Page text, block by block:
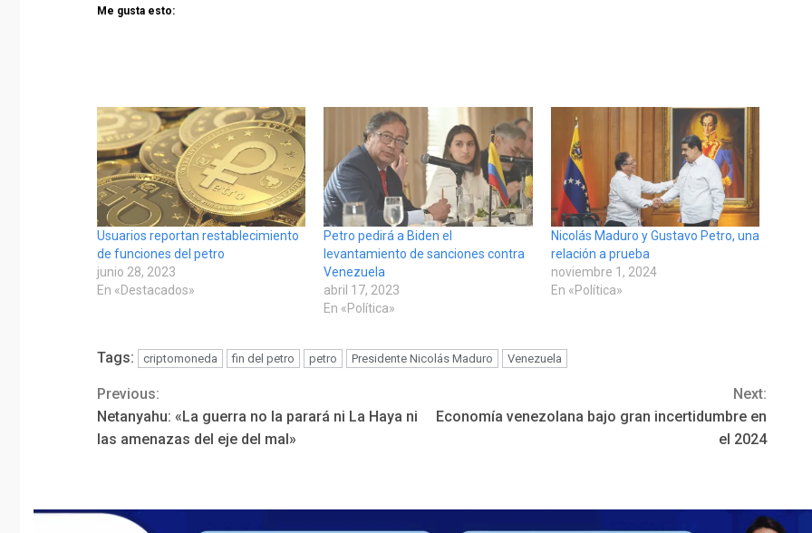
Me gusta esto:
Usuarios reportan restablecimiento
de funciones del petro
junio 28, 2023
En «Destacados»
Petro pedirá a Biden el
levantamiento de sanciones contra
Venezuela
abril 17, 2023
En «Política»
Nicolás Maduro y Gustavo Petro, una
relación a prueba
noviembre 1, 2024
En «Política»
Tags: criptomoneda fin del petro petro Presidente Nicolás Maduro Venezuela
Continue
Reading
Previous:
Netanyahu: «La guerra no la parará ni La Haya ni
las amenazas del eje del mal»
Next:
Economía venezolana bajo gran incertidumbre en
el 2024